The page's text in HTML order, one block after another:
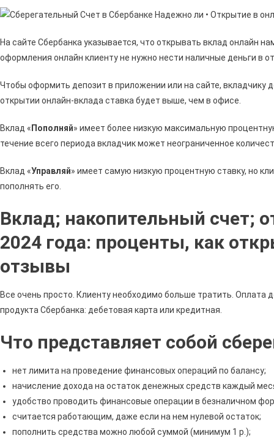
На сайте Сбербанка указывается, что открывать вклад онлайн
оформления онлайн клиенту не нужно нести наличные деньги в
Чтобы оформить депозит в приложении или на сайте, вкладчику
открытии онлайн-вклада ставка будет выше, чем в офисе.
Вклад « Пополняй» имеет более низкую максимальную
течение всего периода вкладчик может неограниченное
Вклад «Управляй» имеет самую низкую процентную ставку, но
пополнять его.
Вклад; накопительный счет;
2024 года: проценты, как
отзывы
Все очень просто. Клиенту необходимо больше тратить.
продукта Сбербанка: дебетовая карта или кредитная.
Что представляет собой
нет лимита на проведение финансовых операций по балансу;
начисление дохода на остаток денежных средств каждый
удобство проводить финансовые операции в безналичном
считается работающим, даже если на нем нулевой остаток;
пополнить средства можно любой суммой (минимум 1 р.);